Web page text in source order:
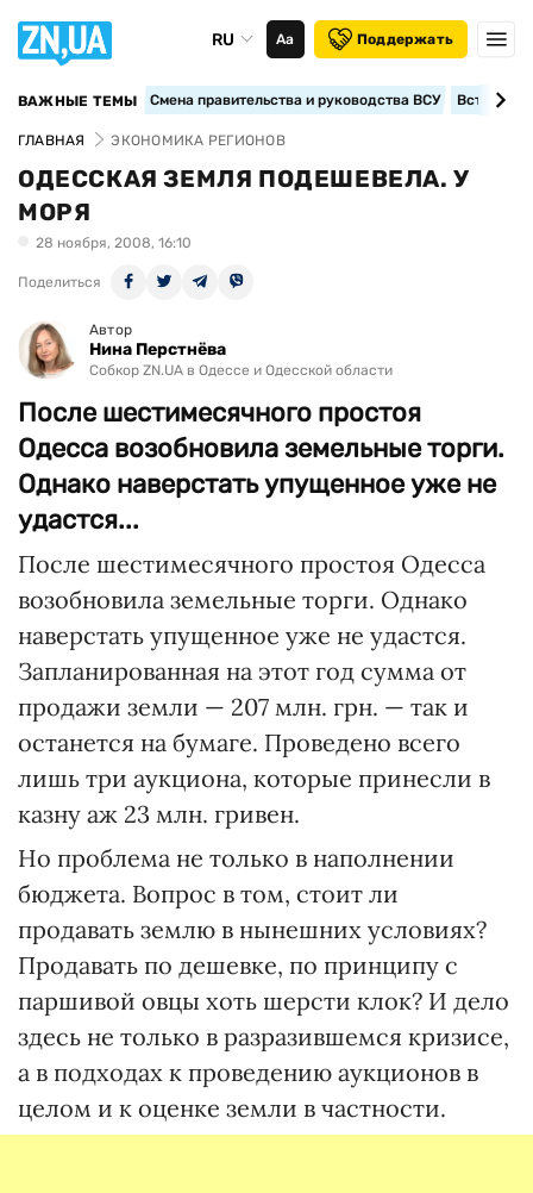
RU Аа Поддержать
ВАЖНЫЕ ТЕМЫ Смена правительства и руководства ВСУ
ГЛАВНАЯ ЭКОНОМИКА РЕГИОНОВ
ОДЕССКАЯ ЗЕМЛЯ ПОДЕШЕВЕЛА. У
МОРЯ
28 ноября, 2008, 16:10
Поделиться
Автор
Нина Перстнёва
Собкор ZN.UA в Одессе и Одесской области
После шестимесячного простоя
Одесса возобновила земельные торги.
Однако наверстать упущенное уже не
удастся...
После шестимесячного простоя Одесса
возобновила земельные торги. Однако
наверстать упущенное уже не удастся.
Запланированная на этот год сумма от
продажи земли — 207 млн. грн. — так и
останется на бумаге. Проведено всего
лишь три аукциона, которые принесли в
казну аж 23 млн. гривен.
Но проблема не только в наполнении
бюджета. Вопрос в том, стоит ли
продавать землю в нынешних условиях?
Продавать по дешевке, по принципу с
паршивой овцы хоть шерсти клок? И дело
здесь не только в разразившемся кризисе,
а в подходах к проведению аукционов в
целом и к оценке земли в частности.